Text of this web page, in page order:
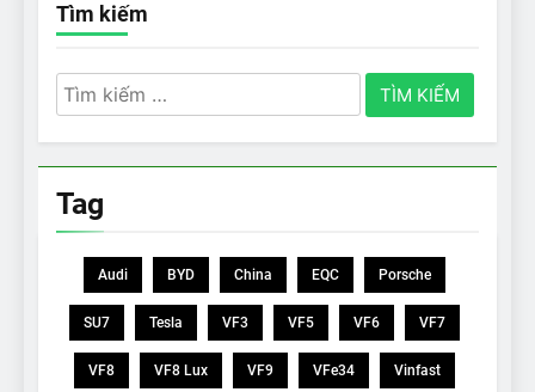
Tìm kiếm
Tìm
kiếm
Tag
Audi BYD China EQC Porsche
SU7 Tesla VF3 VF5 VF6 VF7
VF8 VF8 Lux VF9 VFe34 Vinfast